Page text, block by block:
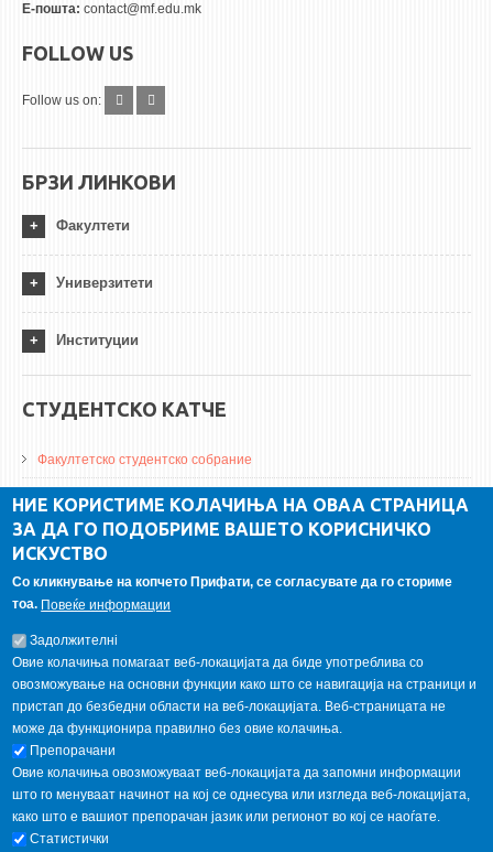
Е-пошта: contact@mf.edu.mk
FOLLOW US
Follow us on:
БРЗИ ЛИНКОВИ
Факултети
Универзитети
Институции
СТУДЕНТСКО КАТЧЕ
Факултетско студентско собрание
ДА Винчи магазин
Алумни асоцијација
ГАЛЕРИЈА
НИЕ КОРИСТИМЕ КОЛАЧИЊА НА ОВАА СТРАНИЦА
ЗА ДА ГО ПОДОБРИМЕ ВАШЕТО КОРИСНИЧКО
ИСКУСТВО
Со кликнување на копчето Прифати, се согласувате да го сториме
тоа. Повеќе информации
Задолжителнi
Овие колачиња помагаат веб-локацијата да биде употреблива со
овозможување на основни функции како што се навигација на страници и
пристап до безбедни области на веб-локацијата. Веб-страницата не
може да функционира правилно без овие колачиња.
Препорачани
Овие колачиња овозможуваат веб-локацијата да запомни информации
што го менуваат начинот на кој се однесува или изгледа веб-локацијата,
како што е вашиот препорачан јазик или регионот во кој се наоѓате.
Статистички